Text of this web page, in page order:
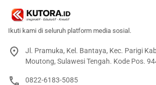
Ikuti kami di seluruh platform media sosial.
Jl. Pramuka, Kel. Bantaya, Kec. Parigi
Moutong, Sulawesi Tengah. Kode Pos.
0822-6183-5085